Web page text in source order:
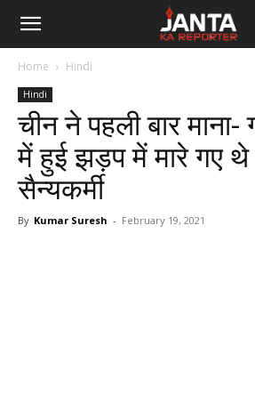
Janta
Reporter
Home Hindi
Hindi
चीन ने पहली बार माना-
में हुई झड़प में मारे गए
सैन्यकर्मी
By Kumar Suresh - February 19, 2021